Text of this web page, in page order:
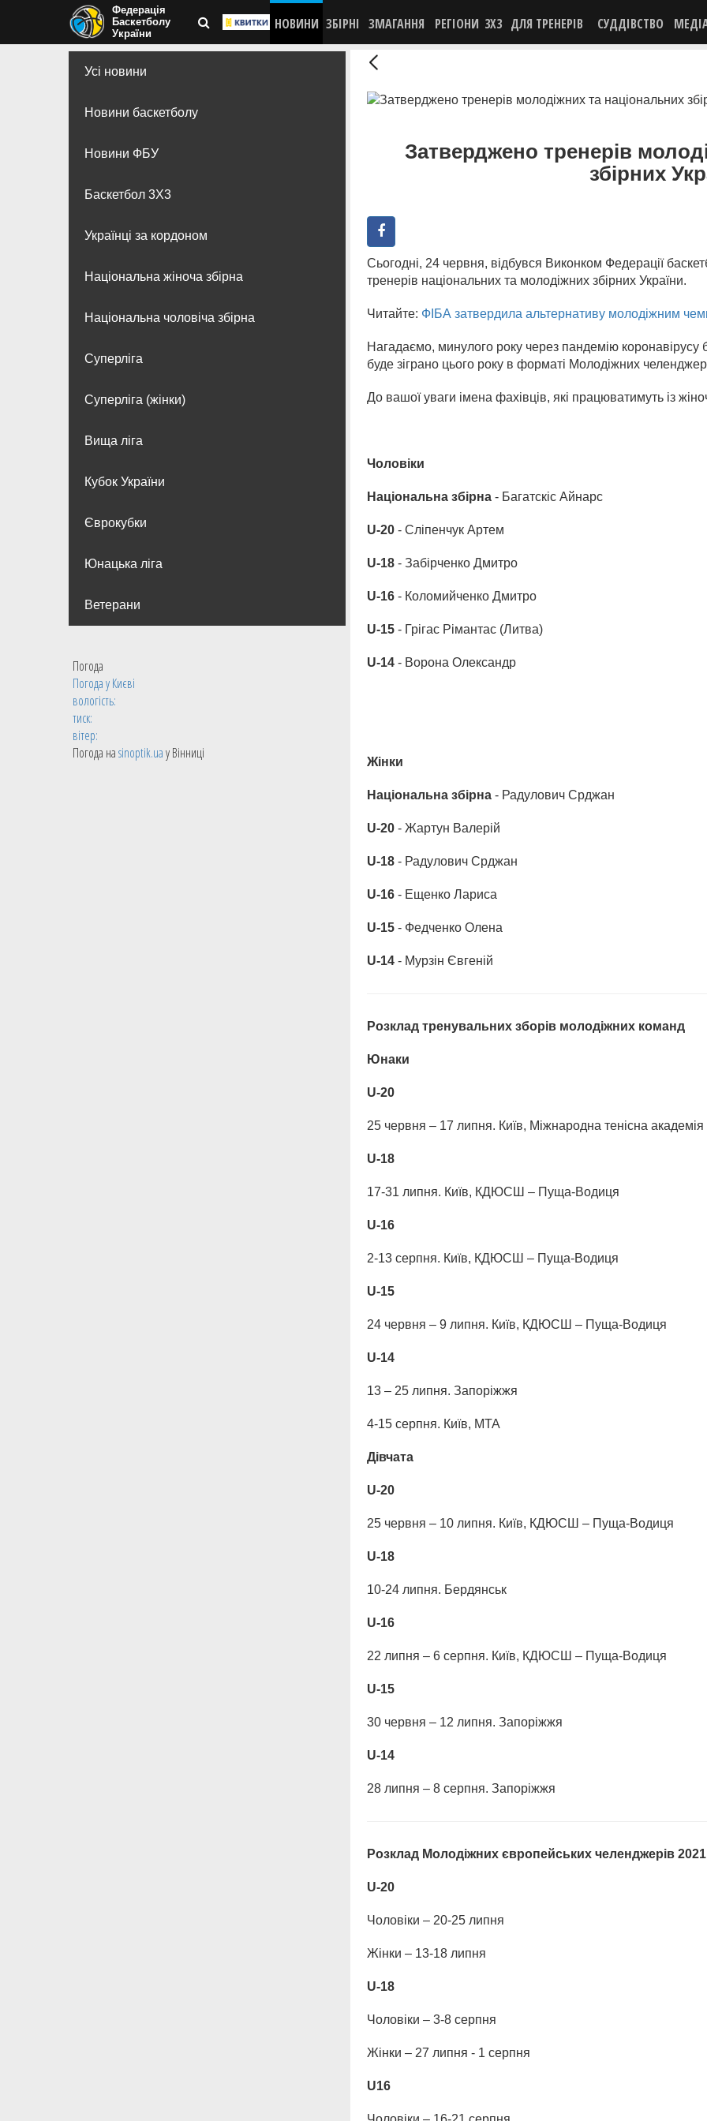
Федерація
Баскетболу
України
НОВИНИ ЗБІРНІ ЗМАГАННЯ РЕГІОНИ 3X3 ДЛЯ ТРЕНЕРІВ СУДДІВСТВО
Усі новини
Новини баскетболу
Новини ФБУ
Баскетбол 3Х3
Українці за кордоном
Національна жіноча збірна
Національна чоловіча збірна
Суперліга
Суперліга (жінки)
Вища лiга
Кубок України
Єврокубки
Юнацька ліга
Ветерани
Погода
Погода уКиєві
вологість:
тиск:
вітер:
Погода наsinoptik.uaу Вінниці
Затверджено тренерів
збірних
Сьогодні, 24 червня, відбувся Виконком Федерації
тренерів національних та молодіжних збірних України.
Читайте: ФІБА затвердила альтернативу молодіжним
Нагадаємо, минулого року через пандемію коронавірусу
буде зіграно цього року в форматі Молодіжних
До вашої уваги імена фахівців, які працюватимуть із
Чоловіки
Національна збірна - Багатскіс Айнарс
U-20 - Сліпенчук Артем
U-18 - Забірченко Дмитро
U-16 - Коломийченко Дмитро
U-15 - Грігас Рімантас (Литва)
U-14 - Ворона Олександр
Жінки
Національна збірна - Радулович Срджан
U-20 - Жартун Валерій
U-18 - Радулович Срджан
U-16 - Ещенко Лариса
U-15 - Федченко Олена
U-14 - Мурзін Євгеній
Розклад тренувальних зборів молодіжних команд
Юнаки
U-20
25 червня – 17 липня. Київ, Міжнародна тенісна академія
U-18
17-31 липня. Київ, КДЮСШ – Пуща-Водиця
U-16
2-13 серпня. Київ, КДЮСШ – Пуща-Водиця
U-15
24 червня – 9 липня. Київ, КДЮСШ – Пуща-Водиця
U-14
13 – 25 липня. Запоріжжя
4-15 серпня. Київ, МТА
Дівчата
U-20
25 червня – 10 липня. Київ, КДЮСШ – Пуща-Водиця
U-18
10-24 липня. Бердянськ
U-16
22 липня – 6 серпня. Київ, КДЮСШ – Пуща-Водиця
U-15
30 червня – 12 липня. Запоріжжя
U-14
28 липня – 8 серпня. Запоріжжя
Розклад Молодіжних європейських челенджерів
U-20
Чоловіки – 20-25 липня
Жінки – 13-18 липня
U-18
Чоловіки – 3-8 серпня
Жінки – 27 липня - 1 серпня
U16